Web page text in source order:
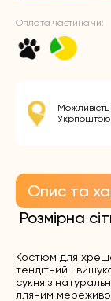
Оплата частинами:
Укрпоштою
Опис та
Розмірна
Костюм для
тендітний і
сукня з
лляним